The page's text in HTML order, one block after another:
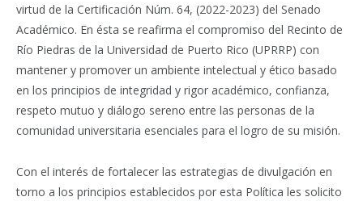
virtud de la Certificación Núm. 64, (2022-2023) del Senado
Académico. En ésta se reafirma el compromiso del Recinto de
Río Piedras de la Universidad de Puerto Rico (UPRRP) con
mantener y promover un ambiente intelectual y ético basado
en los principios de integridad y rigor académico, confianza,
respeto mutuo y diálogo sereno entre las personas de la
comunidad universitaria esenciales para el logro de su misión.
Con el interés de fortalecer las estrategias de divulgación en
torno a los principios establecidos por esta Política les solicito